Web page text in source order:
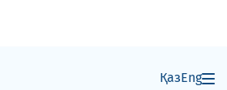
ҚазEng